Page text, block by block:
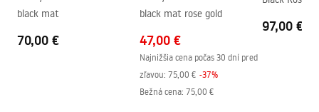
black mat
70,00 €
black mat rose gold
47,00 €
Najnižšia cena počas 30 dní pred
zľavou: 75,00 € -37%
Bežná cena: 75,00 €
97,00 €